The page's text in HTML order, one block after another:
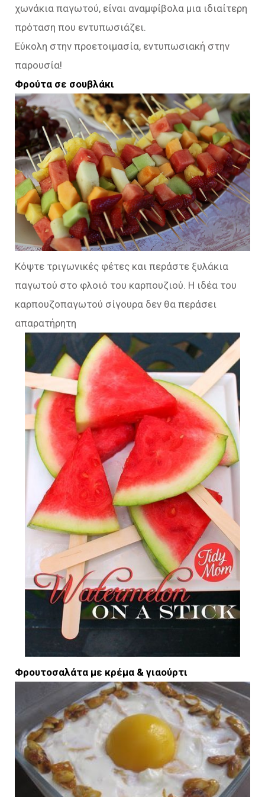
χωνάκια παγωτού, είναι αναμφίβολα μια ιδιαίτερη
πρόταση που εντυπωσιάζει.
Εύκολη στην προετοιμασία, εντυπωσιακή στην
παρουσία!
Φρούτα σε σουβλάκι
Κόψτε τριγωνικές φέτες και περάστε ξυλάκια
παγωτού στο φλοιό του καρπουζιού. Η ιδέα του
καρπουζοπαγωτού σίγουρα δεν θα περάσει
απαρατήρητη
Φρουτοσαλάτα με κρέμα & γιαούρτι